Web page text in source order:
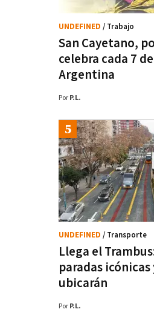
San Cayetano,
celebra cada 7
Argentina
UNDEFINED / Trabajo
Por P.L.
Llega el
paradas icónicas
ubicarán
UNDEFINED / Transporte
Por P.L.